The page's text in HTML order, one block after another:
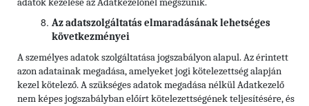
adatok kezelése az Adatkezelőnél megszűnik.
Az adatszolgáltatás elmaradásának lehetséges
következményei
A személyes adatok szolgáltatása jogszabályon alapul. Az érintett
azon adatainak megadása, amelyeket jogi kötelezettség alapján
kezel kötelező. A szükséges adatok megadása nélkül Adatkezelő
nem képes jogszabályban előírt kötelezettségének teljesítésére, és